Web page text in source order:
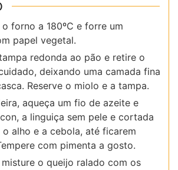
forno a 180ºC e forre um
papel vegetal.
redonda ao pão e retire o
deixando uma camada fina
Reserve o miolo e a tampa.
aqueça um fio de azeite e
a linguiça sem pele e cortada
o alho e a cebola, até ficarem
com pimenta a gosto.
misture o queijo ralado com os